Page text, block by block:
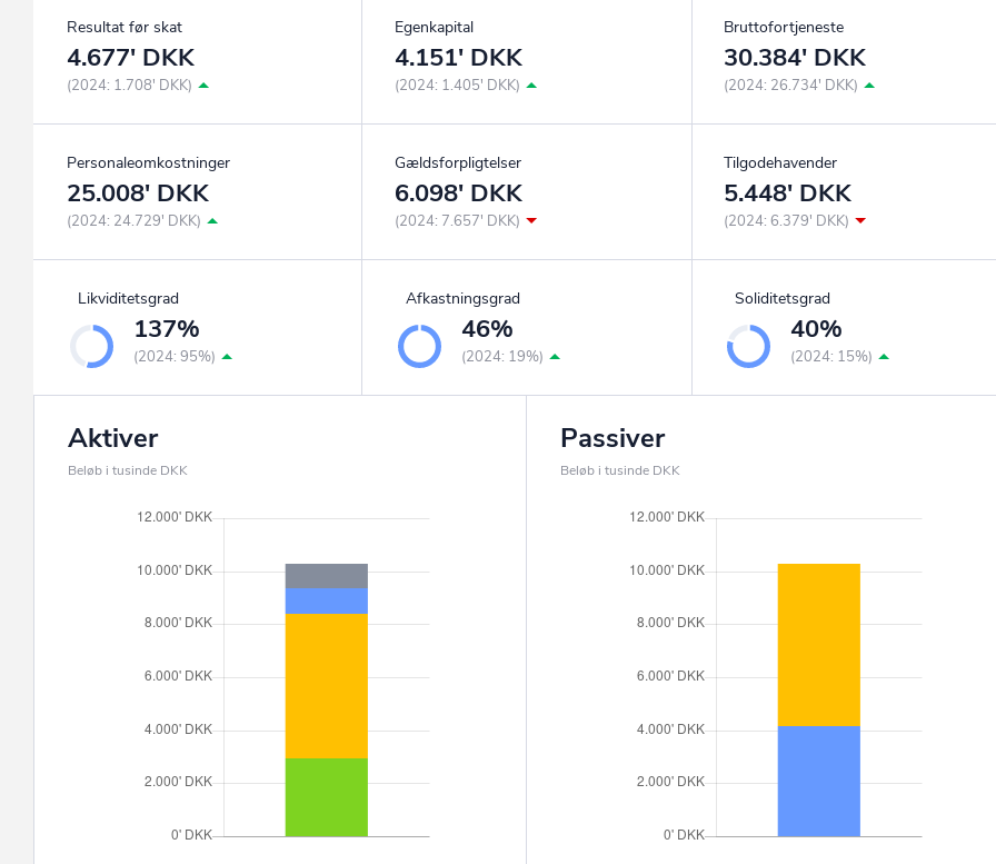
Resultat før skat
4.677' DKK
(2024: 1.708' DKK)
Egenkapital
4.151' DKK
(2024: 1.405' DKK)
Bruttofortjeneste
30.384' DKK
(2024: 26.734' DKK)
Personaleomkostninger
25.008' DKK
(2024: 24.729' DKK)
Gældsforpligtelser
6.098' DKK
(2024: 7.657' DKK)
Tilgodehavender
5.448' DKK
(2024: 6.379' DKK)
Likviditetsgrad
137%
(2024: 95%)
Afkastningsgrad
46%
(2024: 19%)
Soliditetsgrad
40%
(2024: 15%)
Aktiver
Beløb i tusinde DKK
Passiver
Beløb i tusinde DKK